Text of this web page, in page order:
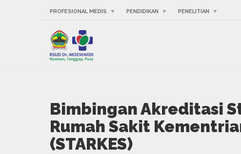
PROFESIONAL MEDIS PENDIDIKAN PENELITIAN
Bimbingan Akreditasi
Rumah Sakit
(STARKES)